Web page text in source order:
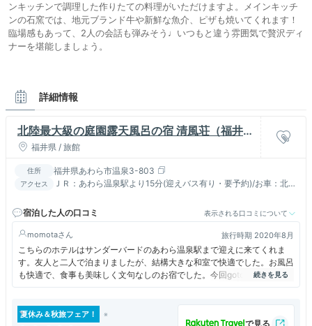
ンキッチンで調理した作りたての料理がいただけますよ。メインキッチ
ンの石窯では、地元ブランド牛や新鮮な魚介、ピザも焼いてくれます！
臨場感もあって、2人の会話も弾みそう♩いつもと違う雰囲気で贅沢ディ
ナーを堪能しましょう。
詳細情報
北陸最大級の庭園露天風呂の宿 清風荘（福井県
あわら市）
福井県 / 旅館
住所 福井県あわら市温泉3-803
アクセス
ＪＲ：あわら温泉駅より15分(迎えバス有り・要予約)/お車：北陸
宿泊した人の口コミ
表示される口コミについて
momota 旅行時期 2020年8月
こちらのホテルはサンダーバードのあわら温泉駅まで迎えに来てくれま
す。友人と二人で泊まりましたが、結構大きな和室で快適でした。お風呂
も快適で、食事も美味しく文句なしのお宿でした。今回gotoトラベルで
とてもリーズナブルに楽しめました。
夏休み＆秋旅フェア！